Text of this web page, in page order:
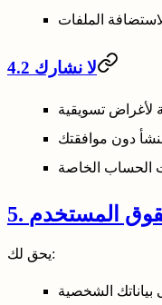
الملفات
4.2 لا نشارك
لأغراض تسويقية
دون موافقتك
الحساب الخاصة
حقوق المستخدم
يحق لك:
بياناتك الشخصية